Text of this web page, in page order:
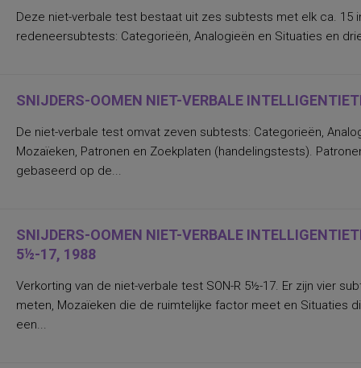
Deze niet-verbale test bestaat uit zes subtests met elk ca. 15
redeneersubtests: Categorieën, Analogieën en Situaties en
SNIJDERS-OOMEN NIET-VERBALE
De niet-verbale test omvat zeven subtests: Categorieën,
Mozaïeken, Patronen en Zoekplaten (handelingstests).
gebaseerd op de...
SNIJDERS-OOMEN NIET-VERBALE
5½-17, 1988
Verkorting van de niet-verbale test SON-R 5½-17. Er zijn vier
meten, Mozaïeken die de ruimtelijke factor meet en
een...